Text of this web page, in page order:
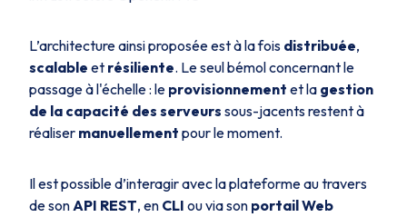
L’architecture ainsi proposée est à la fois distribuée,
scalable et résiliente. Le seul bémol concernant le
passage à l'échelle : le provisionnement et la gestion
de la capacité des serveurs sous-jacents restent à
réaliser manuellement pour le moment.
Il est possible d’interagir avec la plateforme au travers
de sonAPI REST, en CLI ou via son portail Web